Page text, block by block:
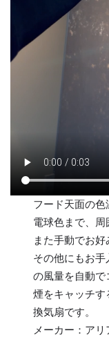
フード天面の
電球色まで、周
また手動でお好
その他にもお
の風量を自動
煙をキャッチ
換気扇です。
メーカー：ア